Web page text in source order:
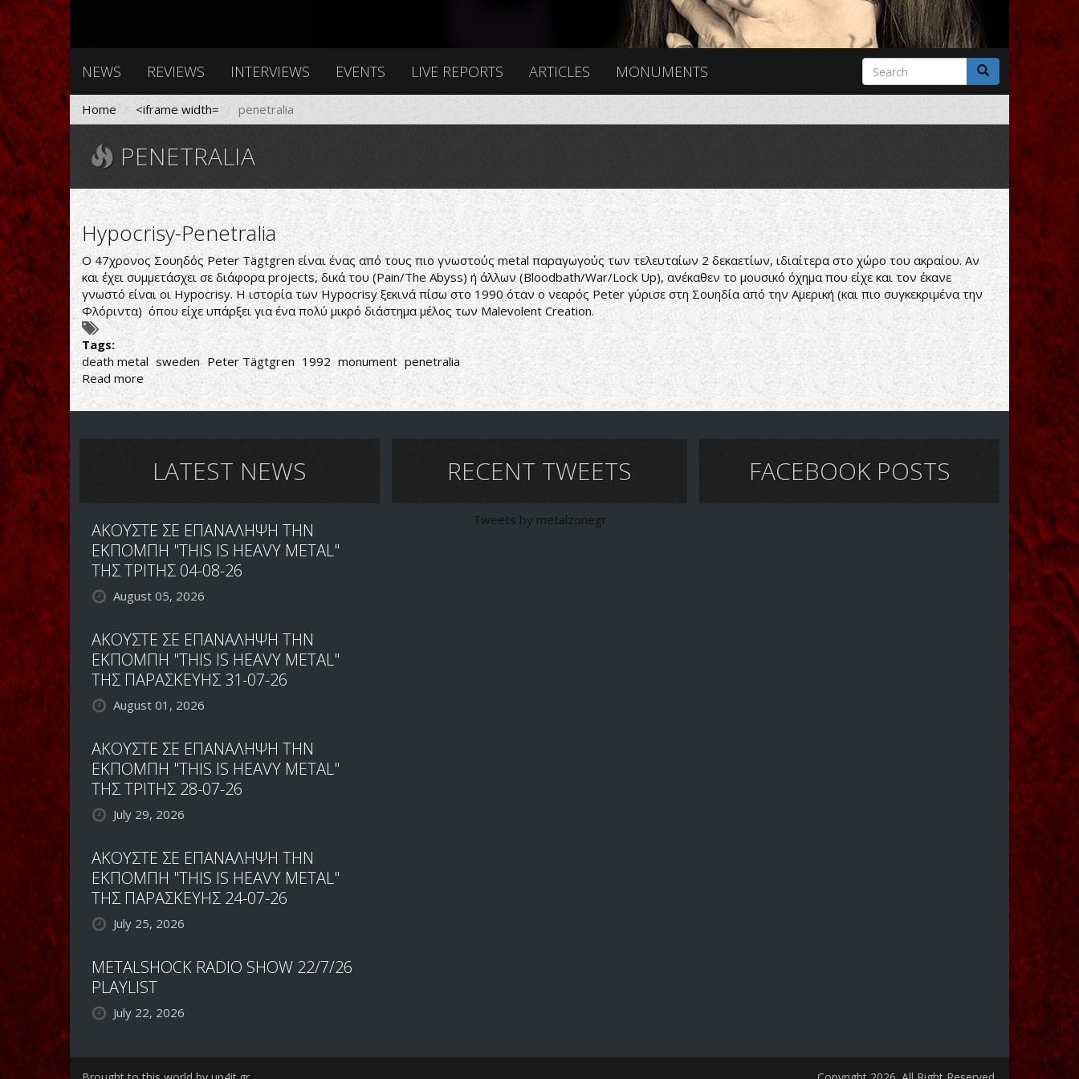
NEWS REVIEWS INTERVIEWS EVENTS LIVE REPORTS ARTICLES MONUMENTS
Search
form
Search
Home <iframe width= penetralia
PENETRALIA
Hypocrisy-Penetralia
Ο 47χρονος Σουηδός Peter Tägtgren είναι ένας από τους πιο γνωστούς metal παραγωγούς των τελευταίων 2 δεκαετίων, ιδιαίτερα στο χώρο του ακραίου. Αν
και έχει συμμετάσχει σε διάφορα projects, δικά του (Pain/The Abyss) ή άλλων (Bloodbath/War/Lock Up), ανέκαθεν το μουσικό όχημα που είχε και τον έκανε
γνωστό είναι οι Hypocrisy. Η ιστορία των Hypocrisy ξεκινά πίσω στο 1990 όταν ο νεαρός Peter γύρισε στη Σουηδία από την Αμερική (και πιο συγκεκριμένα την
Φλόριντα) όπου είχε υπάρξει για ένα πολύ μικρό διάστημα μέλος των Malevolent Creation.
Tags:
death metal sweden Peter Tägtgren 1992 monument penetralia
Read more about
Hypocrisy-
Penetralia
LATEST NEWS
ΑΚΟΥΣΤΕ ΣΕ ΕΠΑΝΑΛΗΨΗ ΤΗΝ
ΕΚΠΟΜΠΗ "THIS IS HEAVY METAL"
ΤΗΣ ΤΡΙΤΗΣ 04-08-26
August 05, 2026
ΑΚΟΥΣΤΕ ΣΕ ΕΠΑΝΑΛΗΨΗ ΤΗΝ
ΕΚΠΟΜΠΗ "THIS IS HEAVY METAL"
ΤΗΣ ΠΑΡΑΣΚΕΥΗΣ 31-07-26
August 01, 2026
ΑΚΟΥΣΤΕ ΣΕ ΕΠΑΝΑΛΗΨΗ ΤΗΝ
ΕΚΠΟΜΠΗ "THIS IS HEAVY METAL"
ΤΗΣ ΤΡΙΤΗΣ 28-07-26
July 29, 2026
ΑΚΟΥΣΤΕ ΣΕ ΕΠΑΝΑΛΗΨΗ ΤΗΝ
ΕΚΠΟΜΠΗ "THIS IS HEAVY METAL"
ΤΗΣ ΠΑΡΑΣΚΕΥΗΣ 24-07-26
July 25, 2026
METALSHOCK RADIO SHOW 22/7/26
PLAYLIST
July 22, 2026
RECENT TWEETS
Tweets by metalzonegr
FACEBOOK POSTS